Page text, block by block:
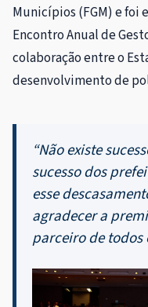
Municípios (FGM) e foi
Encontro Anual de
colaboração entre o
desenvolvimento de
“Não existe
sucesso dos
esse
agradecer a
parceiro de todos